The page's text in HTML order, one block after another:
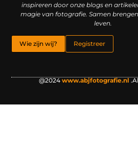
inspireren door onze blogs en
magie van fotografie. Samen
leven.
Wie zijn wij? Registreer
@2024 www.abjfotografie.nl